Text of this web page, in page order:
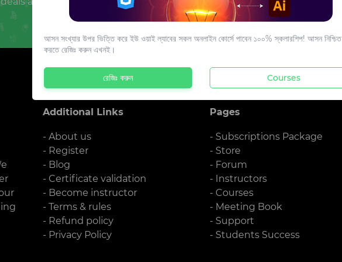
Additional Links
- About us
- Register
- Blog
- Certificate validation
- Become instructor
- Terms & rules
- Refund policy
- Privacy Policy
Pages
- Subscriptions Package
- Store
- Forum
- Instructors
- Courses
- Meeting Book
- Support
- Students Success
আসন সংখ্যার উপর ভিত্তি করে ইউ ওয়াই ল্যাবের সকল অনলাইন কোর্সে পাবেন ১০০% স্কলারশিপ! আসন নিশ্চিত
করতে রেজিঃ করুন এখনই।
রেজিঃ করুন Courses